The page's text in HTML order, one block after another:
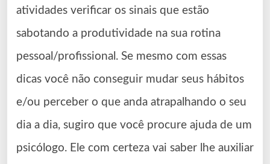
atividades verificar os sinais que estão
sabotando a produtividade na sua rotina
pessoal/profissional. Se mesmo com essas
dicas você não conseguir mudar seus hábitos
e/ou perceber o que anda atrapalhando o seu
dia a dia, sugiro que você procure ajuda de um
psicólogo. Ele com certeza vai saber lhe auxiliar